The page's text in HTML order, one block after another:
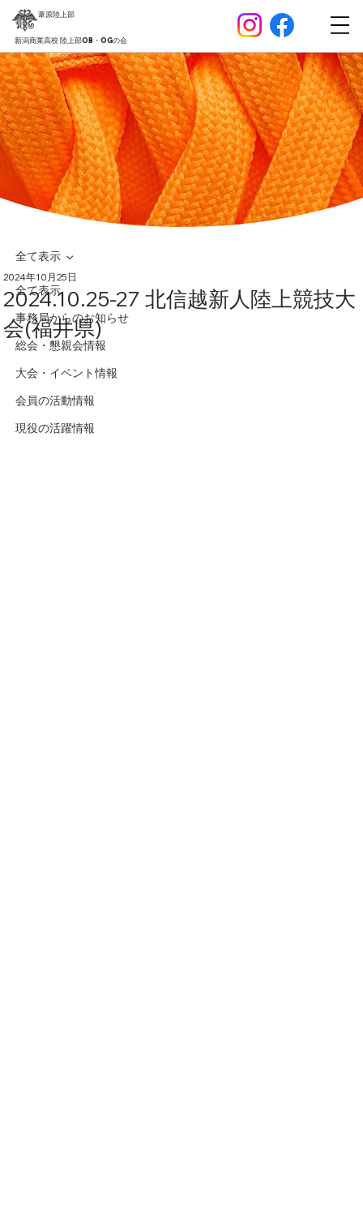
葦原陸上部
新潟商業高校 陸上部OB・OGの会
全て表示
事務局からのお知らせ
総会・懇親会情報
大会・イベント情報
会員の活動情報
現役の活躍情報
全て表示
2024.10.25-27 北信越新人陸上競技大
会(福井県)
2024年10月25日